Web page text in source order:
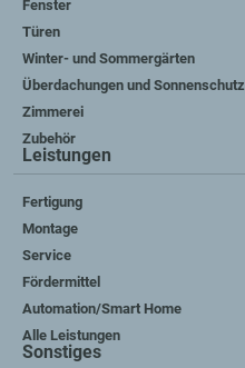
Fenster
Türen
Winter- und Sommergärten
Überdachungen und Sonnenschutz
Zimmerei
Zubehör
Leistungen
Fertigung
Montage
Service
Fördermittel
Automation/Smart Home
Alle Leistungen
Sonstiges